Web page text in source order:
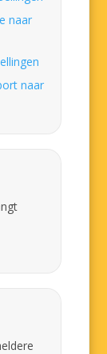
naar
naar